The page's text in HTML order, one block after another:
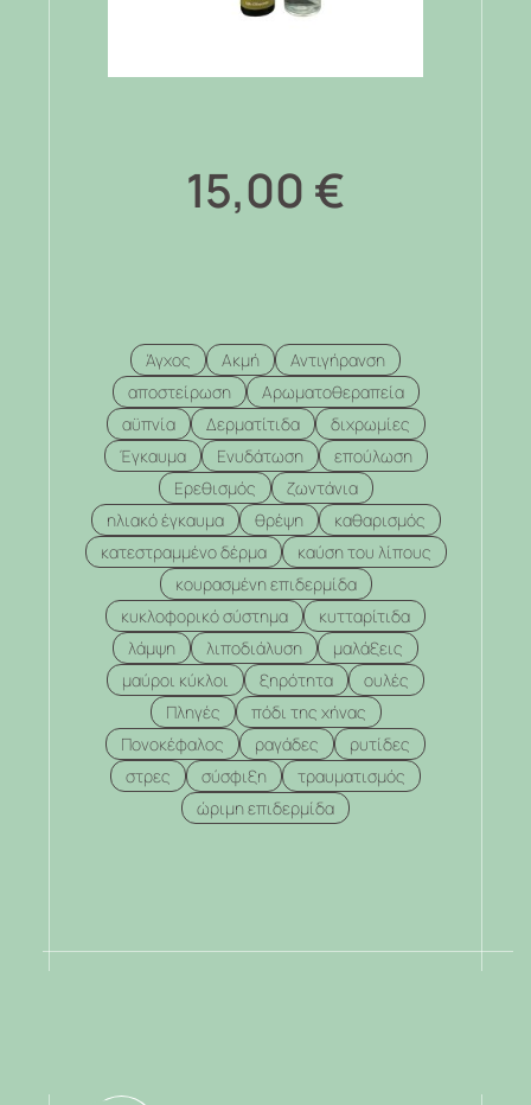
15,00 €
Άγχος Ακμή
Αντιγήρανση
αποστείρωση
Αρωματοθεραπεία
αϋπνία
Δερματίτιδα
διχρωμίες
Έγκαυμα
Ενυδάτωση
επούλωση
Ερεθισμός
ζωντάνια
ηλιακό έγκαυμα
θρέψη
καθαρισμός
κατεστραμμένο δέρμα
καύση του λίπους
κουρασμένη επιδερμίδα
κυκλοφορικό σύστημα
κυτταρίτιδα
λάμψη
λιποδιάλυση
μαλάξεις
μαύροι κύκλοι
ξηρότητα
ουλές
Πληγές
πόδι της χήνας
Πονοκέφαλος
ραγάδες
ρυτίδες
στρες
σύσφιξη
τραυματισμός
ώριμη επιδερμίδα
.